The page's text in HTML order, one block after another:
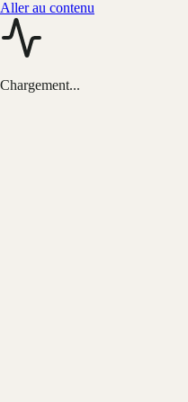
Aller au contenu
Chargement...